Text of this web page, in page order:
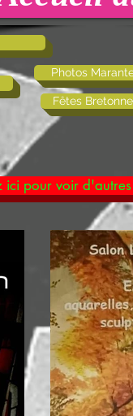
Photos
Fêtes
ici pour voir d'autres